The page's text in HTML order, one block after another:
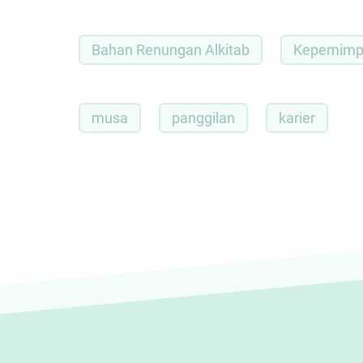
Bahan Renungan Alkitab
musa panggilan karier